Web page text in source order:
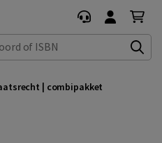
ISBN
| combipakket